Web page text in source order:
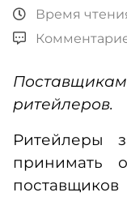
Время
ритейлеров.
Ритейлеры
принимать